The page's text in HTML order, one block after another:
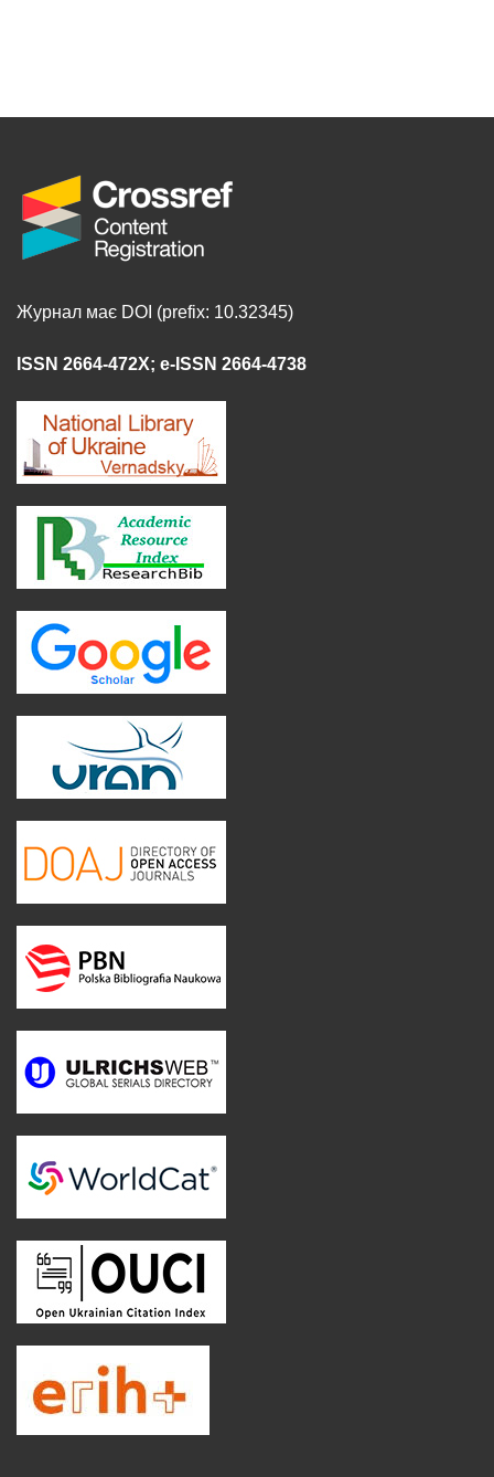
Журнал має DOI (prefix: 10.32345)
ISSN 2664-472X; e-ISSN 2664-4738